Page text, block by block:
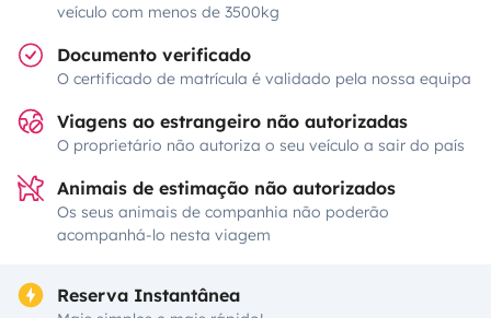
veículo com menos de 3500kg
Documento verificado
O certificado de matrícula é validado pela nossa equipa
Viagens ao estrangeiro não autorizadas
O proprietário não autoriza o seu veículo a sair do país
Animais de estimação não autorizados
Os seus animais de companhia não poderão
acompanhá-lo nesta viagem
Reserva Instantânea